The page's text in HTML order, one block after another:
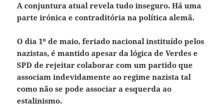
A conjuntura atual revela tudo inseguro. Há uma
parte irónica e contraditória na política alemã.
O dia 1º de maio, feriado nacional instituído pelos
nazistas, é mantido apesar da lógica de Verdes e
SPD de rejeitar colaborar com um partido que
associam indevidamente ao regime nazista tal
como não se pode associar a esquerda ao
estalinismo.